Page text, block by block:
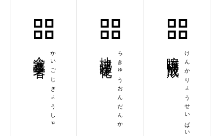
かいごじぎょうしゃ ちきゅうおんだんか けんかりょうせいばい